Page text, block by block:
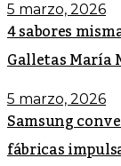
5 marzo, 2026
4 sabores
Galletas María
5 marzo, 2026
Samsung
fábricas